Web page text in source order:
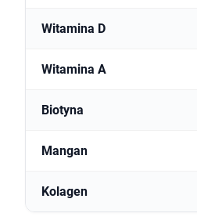
Witamina D
Witamina A
Biotyna
Mangan
Kolagen